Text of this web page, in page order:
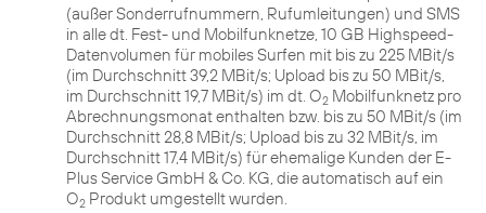
(außer Sonderrufnummern, Rufumleitungen) und SMS
in alle dt. Fest- und Mobilfunknetze, 10 GB Highspeed-
Datenvolumen für mobiles Surfen mit bis zu 225 MBit/s
(im Durchschnitt 39,2 MBit/s; Upload bis zu 50 MBit/s,
im Durchschnitt 19,7 MBit/s) im dt. O2 Mobilfunknetz pro
Abrechnungsmonat enthalten bzw. bis zu 50 MBit/s (im
Durchschnitt 28,8 MBit/s; Upload bis zu 32 MBit/s, im
Durchschnitt 17,4 MBit/s) für ehemalige Kunden der E-
Plus Service GmbH & Co. KG, die automatisch auf ein
O2 Produkt umgestellt wurden.